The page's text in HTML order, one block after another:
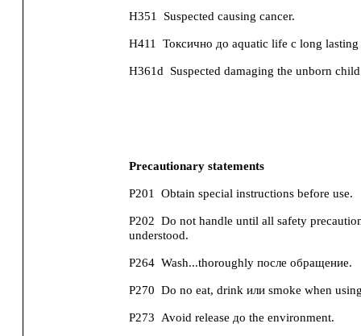
H351 Suspected causing cancer.
H411 Токсично до aquatic life с long lasting
H361d Suspected damaging the unborn
Precautionary statements
P201 Obtain special instructions before use.
P202 Do not handle until all safety
understood.
P264 Wash...thoroughly после обращение.
P270 Do no eat, drink или smoke when
P273 Avoid release до the environment.